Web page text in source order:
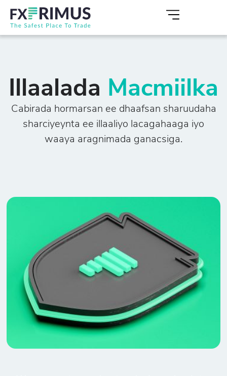
Illaalada Macmiilka
Cabirada hormarsan ee dhaafsan sharuudaha
sharciyeynta ee illaaliyo lacagahaaga iyo
waaya aragnimada ganacsiga.